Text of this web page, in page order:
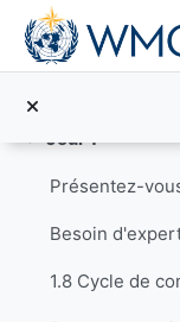
Skip to main content
Collapse
Announcements
Collapse
Jour 1
Présentez-
Besoin
1.8 Cycle de